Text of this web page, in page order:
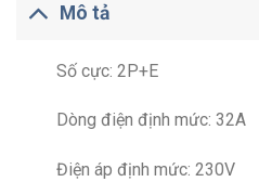
Mô tả
Số cực: 2P+E
Dòng điện định mức: 32A
Điện áp định mức: 230V